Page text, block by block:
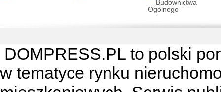
DOMPRESS.PL to polski
w tematyce rynku